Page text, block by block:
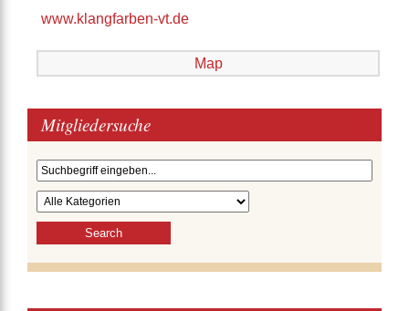
www.klangfarben-vt.de
Map
Mitgliedersuche